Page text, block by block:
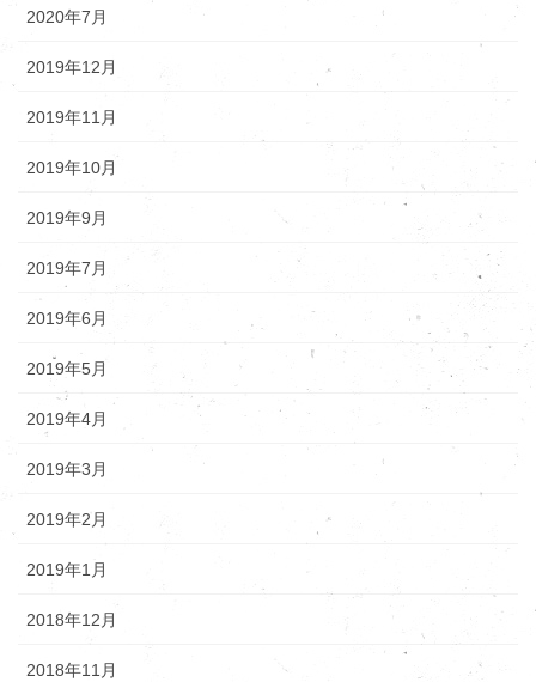
2020年7月
2019年12月
2019年11月
2019年10月
2019年9月
2019年7月
2019年6月
2019年5月
2019年4月
2019年3月
2019年2月
2019年1月
2018年12月
2018年11月